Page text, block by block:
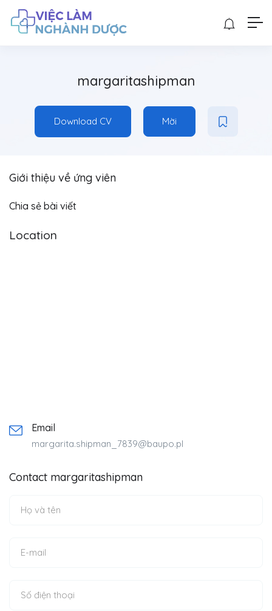
margaritashipman
Download CV Mời
Giới thiệu về ứng viên
Chia sẻ bài viết
Location
Email
margarita.shipman_7839@baupo.pl
Contact margaritashipman